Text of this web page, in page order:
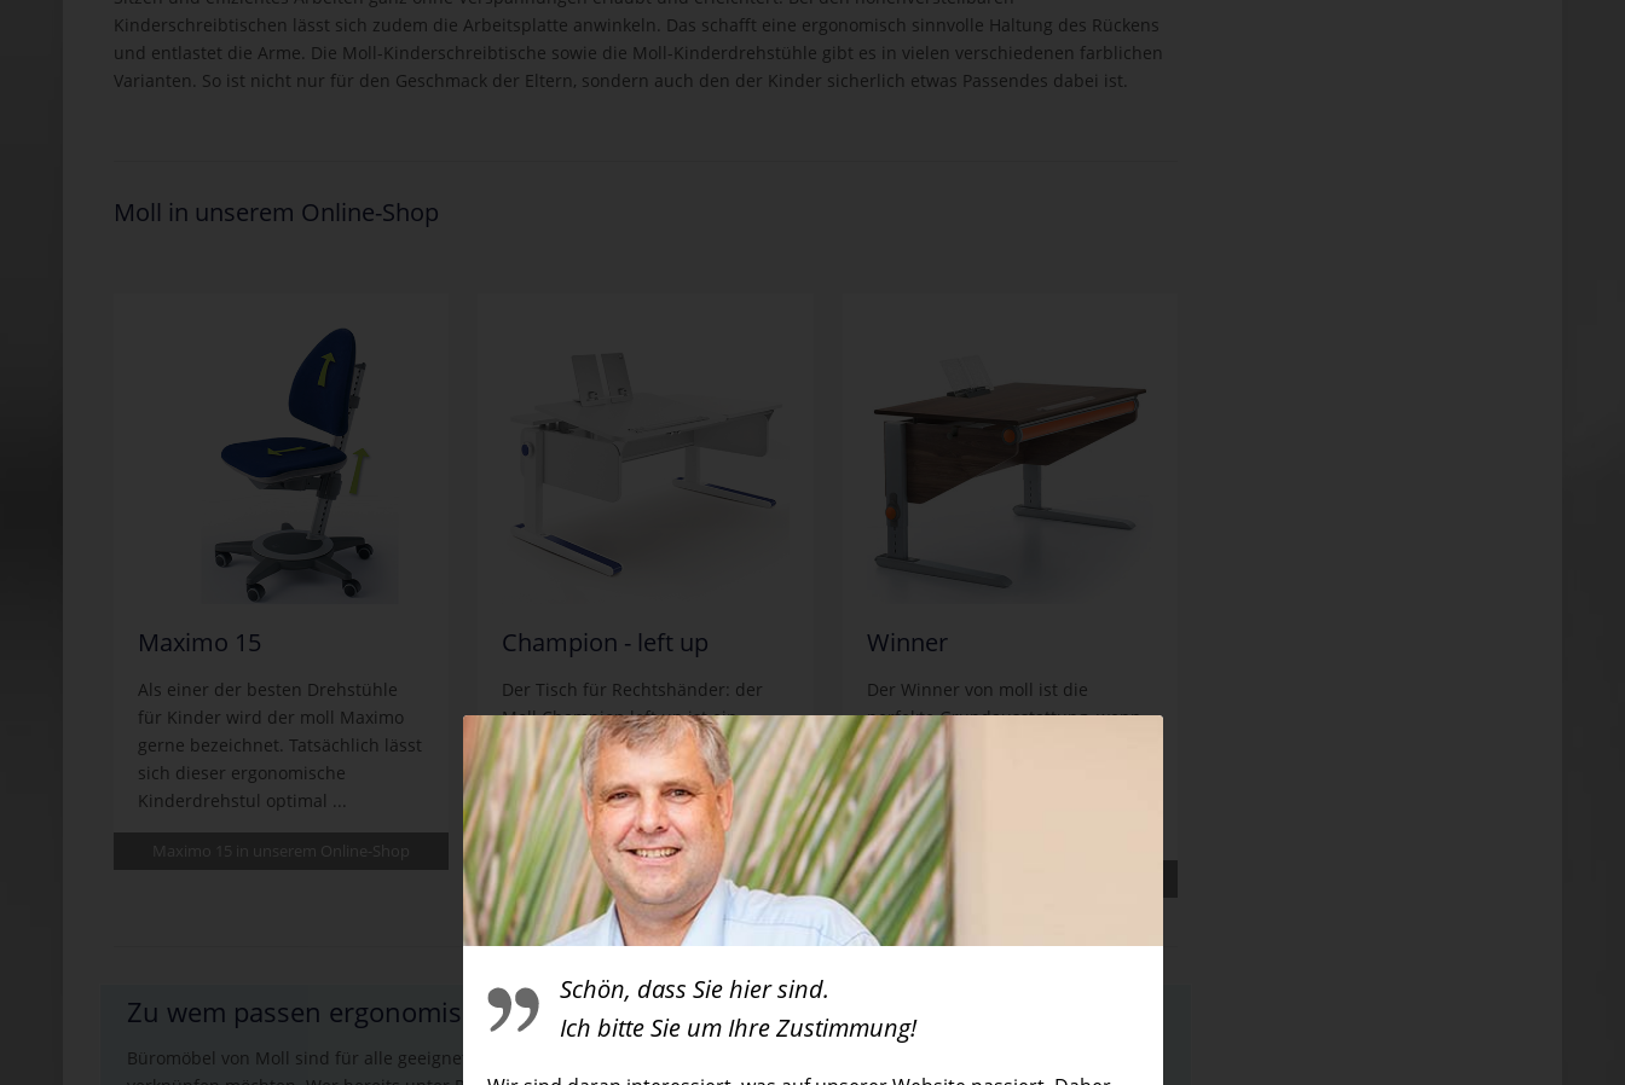
Kinderschreibtischen lässt sich zudem die Arbeitsplatte anwinkeln. Das schafft eine ergonomisch sinnvolle Haltung des Rückens
und entlastet die Arme. Die Moll-Kinderschreibtische sowie die Moll-Kinderdrehstühle gibt es in vielen verschiedenen farblichen
Varianten. So ist nicht nur für den Geschmack der Eltern, sondern auch den der Kinder sicherlich etwas Passendes dabei ist.
Moll in unserem Online-Shop
Maximo 15
Als einer der besten Drehstühle
für Kinder wird der moll Maximo
gerne bezeichnet. Tatsächlich lässt
sich dieser ergonomische
Kinderdrehstul optimal ...
Maximo 15 in unserem Online-Shop
Champion - left up
Der Tisch für Rechtshänder: der
Moll Champion left up ist ein
höhenverstellbarer Kinder- und
Jugendschreibtisch, der auf die
Blick- und Greifrichtung von
Rechtshändern ...
Champion - left up in unserem Online-Shop
Winner
Der Winner von moll ist die
perfekte Grundausstattung, wenn
es um Kinderschreibtische geht.
Standardmäßig mit der
stufenlosen Höhenverstellung
ausgestattet ...
Winner in unserem Online-Shop
Zu wem passen ergonomische Möbel von Moll?
Büromöbel von Moll sind für alle geeignet, die effizientes Arbeiten im Büro mit einer gesundheitsförderlichen Körperhaltung
Schön, dass Sie hier sind.
Ich bitte Sie um Ihre Zustimmung!